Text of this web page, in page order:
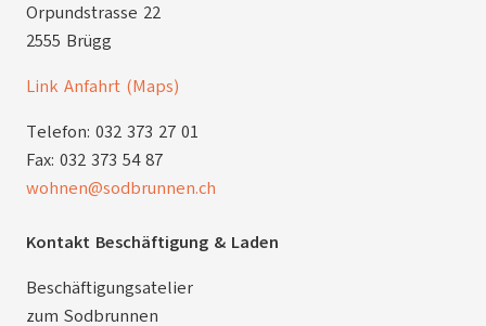
Orpundstrasse 22
2555 Brügg
Link Anfahrt (Maps)
Telefon: 032 373 27 01
Fax: 032 373 54 87
wohnen@sodbrunnen.ch
Kontakt Beschäftigung & Laden
Beschäftigungsatelier
zum Sodbrunnen